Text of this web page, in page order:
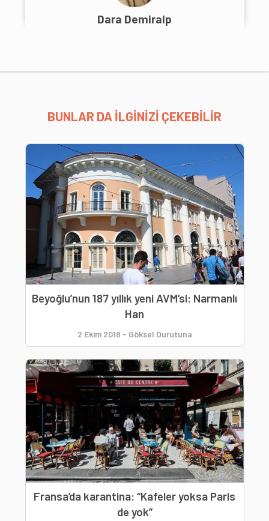
Dara Demiralp
BUNLAR DA İLGİNİZİ ÇEKEBİLİR
Beyoğlu’nun 187 yıllık yeni AVM’si: Narmanlı
Han
2 Ekim 2018 - Göksel Durutuna
Fransa’da karantina: “Kafeler yoksa Paris
de yok”